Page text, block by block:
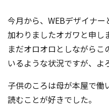
事例紹介
事務局アウトソーシング
コンテスト
ト情報を「
無料掲
今月から、WEBデザイナ
加わりましたオガワと申し
まだオロオロとしながら
いるような状況ですが、よ
子供のころは母が本屋で働
読むことが好きでした。